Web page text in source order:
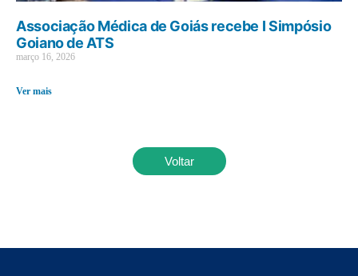
Associação Médica de Goiás recebe I Simpósio
Goiano de ATS
março 16, 2026
Ver mais
Voltar